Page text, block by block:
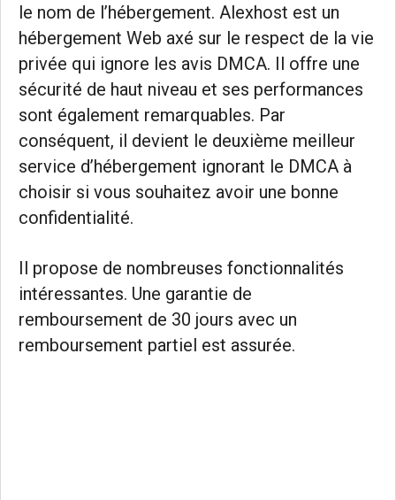
le nom de l’hébergement. Alexhost est un
hébergement Web axé sur le respect de la vie
privée qui ignore les avis DMCA. Il offre une
sécurité de haut niveau et ses performances
sont également remarquables. Par
conséquent, il devient le deuxième meilleur
service d’hébergement ignorant le DMCA à
choisir si vous souhaitez avoir une bonne
confidentialité.
Il propose de nombreuses fonctionnalités
intéressantes. Une garantie de
remboursement de 30 jours avec un
remboursement partiel est assurée.